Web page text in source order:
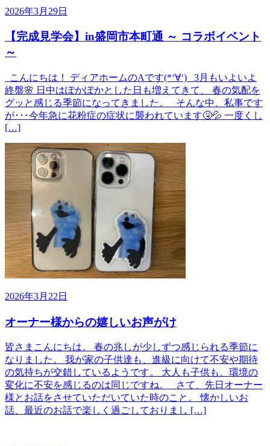
2026年3月29日
【完成見学会】in盛岡市本町通 ～ コラボイベント
～
こんにちは！ ディアホームのAです(*‘∀‘) 3月もいよいよ
終盤🌸 日中はぽかぽかとした日も増えてきて、 春の気配を
グッと感じる季節になってきました。 そんな中、私事です
が･･･今年急に花粉症の症状に襲われています🤧💦 一度くし
[…]
2026年3月22日
オーナー様からの嬉しいお声がけ
皆さまこんにちは。 春の兆しが少しずつ感じられる季節に
なりました。 我が家の子供達も、進級に向けて不安や期待
の気持ちが交錯しているようです。 大人も子供も、環境の
変化に不安を感じるのは同じですね。 さて、先日オーナー
様とお話をさせていただいていた時のこと。 懐かしいお
話、最近のお話で楽しく過ごしておりまし […]